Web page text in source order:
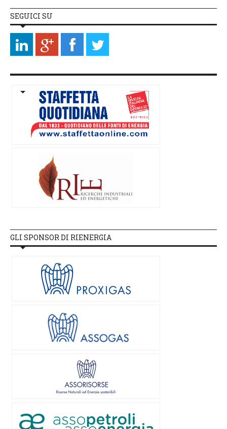
SEGUICI SU
GLI SPONSOR DI RIENERGIA